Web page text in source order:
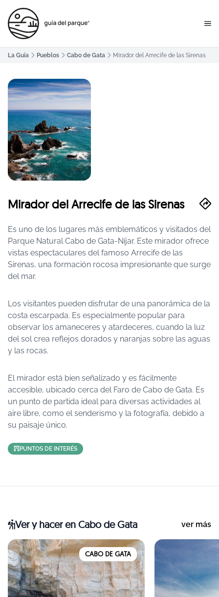
La Guía Pueblos Cabo de Gata Mirador del Arrecife de las Sirenas
Mirador del Arrecife de las Sirenas
Es uno de los lugares más emblemáticos y visitados del
Parque Natural Cabo de Gata-Níjar. Este mirador ofrece
vistas espectaculares del famoso Arrecife de las
Sirenas, una formación rocosa impresionante que surge
del mar.
Los visitantes pueden disfrutar de una panorámica de la
costa escarpada. Es especialmente popular para
observar los amaneceres y atardeceres, cuando la luz
del sol crea reflejos dorados y naranjas sobre las aguas
y las rocas.
El mirador está bien señalizado y es fácilmente
accesible, ubicado cerca del Faro de Cabo de Gata. Es
un punto de partida ideal para diversas actividades al
aire libre, como el senderismo y la fotografía, debido a
su paisaje único.
PUNTOS DE INTERÉS
Ver y haceren Cabo de Gata ver más
CABO DE GATA